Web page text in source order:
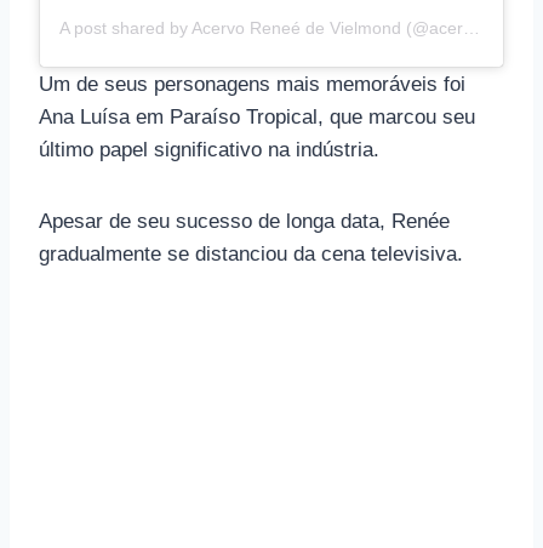
Um de seus personagens mais memoráveis ​​foi
Ana Luísa em Paraíso Tropical, que marcou seu
último papel significativo na indústria.
Apesar de seu sucesso de longa data, Renée
gradualmente se distanciou da cena televisiva.